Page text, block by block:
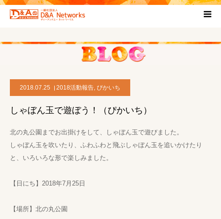
2018.07.25 2018活動報告, ぴかいち
しゃぼん玉で遊ぼう！（ぴかいち）
北の丸公園までお出掛けをして、しゃぼん玉で遊びました。
しゃぼん玉を吹いたり、ふわふわと飛ぶしゃぼん玉を追いかけたり
と、いろいろな形で楽しみました。
【日にち】2018年7月25日
【場所】北の丸公園
HOME
プロジェクト概要
お問い合わせ
ブログ
プライバシーポリシー